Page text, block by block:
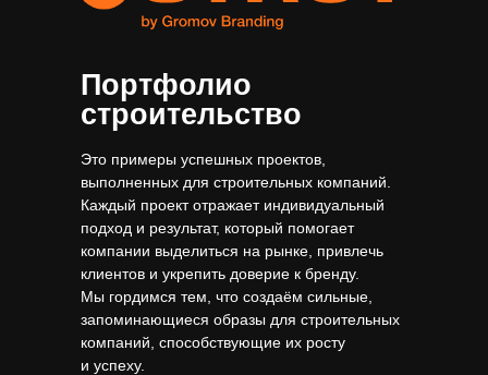
Портфолио
строительство
Это примеры успешных проектов,
выполненных для строительных компаний.
Каждый проект отражает индивидуальный
подход и результат, который помогает
компании выделиться на рынке, привлечь
клиентов и укрепить доверие к бренду.
Мы гордимся тем, что создаём сильные,
запоминающиеся образы для строительных
компаний, способствующие их росту
и успеху.